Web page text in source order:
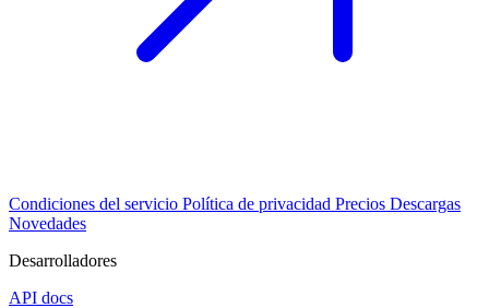
Condiciones del servicio Política de privacidad Precios Descargas
Novedades
Desarrolladores
API docs